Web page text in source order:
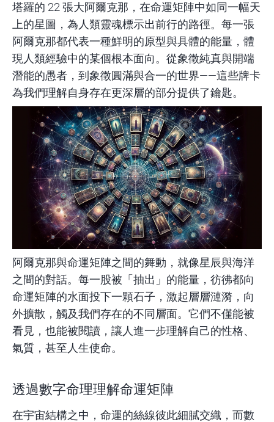
塔羅的 22 張大阿爾克那，在命運矩陣中如同一幅天
上的星圖，為人類靈魂標示出前行的路徑。每一張
阿爾克那都代表一種鮮明的原型與具體的能量，體
現人類經驗中的某個根本面向。從象徵純真與開端
潛能的愚者，到象徵圓滿與合一的世界——這些牌卡
為我們理解自身存在更深層的部分提供了鑰匙。
阿爾克那與命運矩陣之間的舞動，就像星辰與海洋
之間的對話。每一股被「抽出」的能量，彷彿都向
命運矩陣的水面投下一顆石子，激起層層漣漪，向
外擴散，觸及我們存在的不同層面。它們不僅能被
看見，也能被閱讀，讓人進一步理解自己的性格、
氣質，甚至人生使命。
透過數字命理理解命運矩陣
在宇宙結構之中，命運的絲線彼此細膩交織，而數